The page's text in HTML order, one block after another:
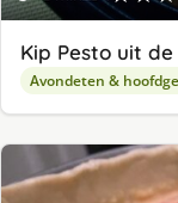
Kip Pesto uit de
Avondeten &